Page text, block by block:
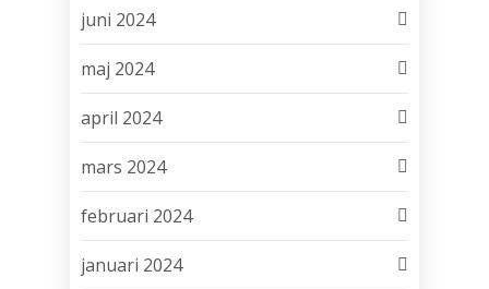
juni 2024
maj 2024
april 2024
mars 2024
februari 2024
januari 2024